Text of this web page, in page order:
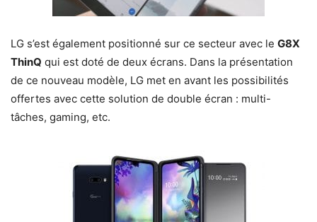
LG s’est également positionné sur ce secteur avec le G8X
ThinQ qui est doté de deux écrans. Dans la présentation
de ce nouveau modèle, LG met en avant les possibilités
offertes avec cette solution de double écran : multi-
tâches, gaming, etc.